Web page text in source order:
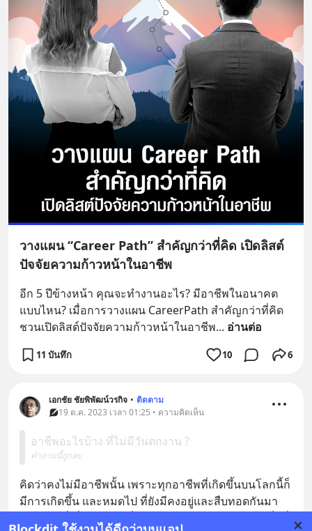
วางแผน “Career Path” สำคัญกว่าที่คิด เปิดลิสต์
ปัจจัยความก้าวหน้าในอาชีพ
อีก 5 ปีข้างหน้า คุณจะทำงานอะไร? มีอาชีพในอนาคต
แบบไหน? เมื่อการวางแผน CareerPath สำคัญกว่าที่คิด
ชวนเปิดลิสต์ปัจจัยความก้าวหน้าในอาชีพ... อ่านต่อ
11 บันทึก 10 6
เอกชัย ชัยพิพัฒน์วรกิจ • ติดตาม
19 ต.ค. 2023 เวลา 01:25 • ความคิดเห็น
อาชีพอะไรบ้าง ที่ไม่มีวันตกงาน ?
คำถามนี้ถูกลบ
คิดว่าคงไม่มีอาชีพนั้น เพราะทุกอาชีพที่เกิดขึ้นบนโลกนี้ก็
มีการเกิดขึ้น และหมดไป ที่ยังมีคงอยู่และสืบทอดกันมา